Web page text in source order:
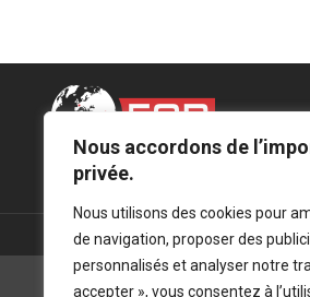
Nous accordons de
privée.
Nous utilisons des cookies pour
de navigation, proposer des
personnalisés et analyser notre
accepter », vous consentez à
Mentions légales